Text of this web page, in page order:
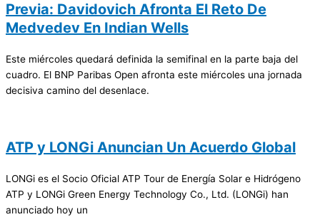
Previa: Davidovich Afronta El Reto De
Medvedev En Indian Wells
Este miércoles quedará definida la semifinal en la parte baja del
cuadro. El BNP Paribas Open afronta este miércoles una jornada
decisiva camino del desenlace.
ATP y LONGi Anuncian Un Acuerdo Global
LONGi es el Socio Oficial ATP Tour de Energía Solar e Hidrógeno
ATP y LONGi Green Energy Technology Co., Ltd. (LONGi) han
anunciado hoy un